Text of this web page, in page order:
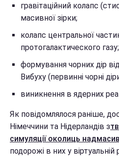
гравітаційний колапс
масивної зірки;
колапс центральної
протогалактического газу;
формування чорних дір
Вибуху (первинні чорні
виникнення в ядерних
Як повідомлялося раніше,
Німеччини та Нідерландів з
симуляції околиць
подорожі в них у віртуальній